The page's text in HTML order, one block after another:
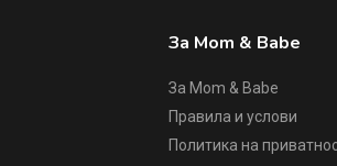
За Mom & Babe
За Mom & Babe
Правила и услови
Политика на